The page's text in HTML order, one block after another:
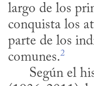
largo de los
conquista los
parte de los
comunes.2